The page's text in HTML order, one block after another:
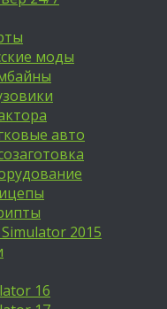
моды
авто
2015
16